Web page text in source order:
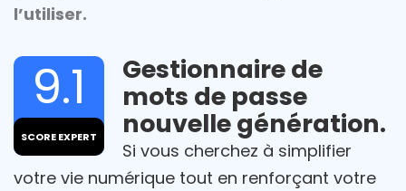
l’utiliser.
9.1
SCORE EXPERT
Gestionnaire de
mots de passe
nouvelle génération.
Si vous cherchez à simplifier
votre vie numérique tout en renforçant votre